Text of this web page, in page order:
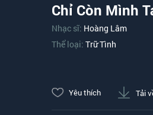
Chỉ Còn Mình
Nhạc sĩ: Hoàng Lâm
Thể loại: Trữ Tình
Yêu thích Tải